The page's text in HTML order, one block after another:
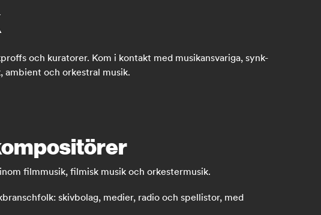
och kuratorer. Kom i kontakt med musikansvariga, synk-
ambient och orkestral musik.
filmmusik, filmisk musik och orkestermusik.
skivbolag, medier, radio och spellistor, med